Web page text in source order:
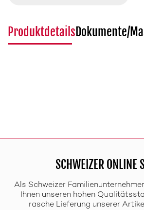
ProduktdetailsDokumente/
SCHWEIZER ONLINE
Als Schweizer
Ihnen unseren hohen
rasche Lieferung unserer